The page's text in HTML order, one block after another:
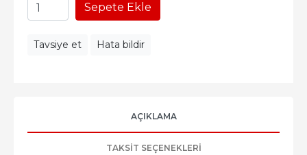
Sepete Ekle
Tavsiye et Hata bildir
AÇIKLAMA
TAKSIT SEÇENEKLERI